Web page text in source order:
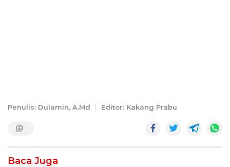
Penulis: Dulamin, A.Md Editor: Kakang Prabu
Baca Juga